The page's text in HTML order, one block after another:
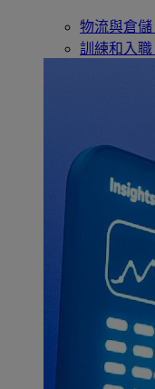
物流與倉儲
訓練和入職